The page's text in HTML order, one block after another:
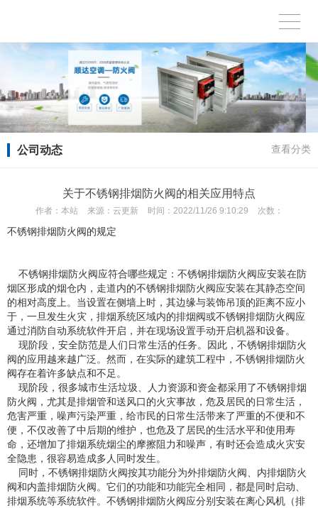
公司动态 查看分类
关于不锈钢排烟防火阀的相关应用特点
作者： 本站 来源： 云更新 时间： 2022/11/26 9:10:29 次数：
不锈钢排烟防火阀的规定
不锈钢排烟防火阀应符合哪些规定：不锈钢排烟防火阀应安装在防
烟区形成的烟仓内，走道内的不锈钢排烟防火阀应安装在其静态空间
的相对高度上。当设置在侧墙上时，其边缘与装饰吊顶的距离不应小
于，一旦发生火灾，排烟系统区域内的排烟阀或不锈钢排烟防火阀应
通过消防自动系统软件开启，并在现场设置手动开启机器和设备。
现阶段，安全防范是人们日常生活的任务。因此，不锈钢排烟防火
阀的应用越来越广泛。然而，在实际的建筑工程中，不锈钢排烟防火
阀存在着许多缺点和不足。
现阶段，很多城市生活垃圾、人力资源和资金都采用了不锈钢排烟
防火阀，尤其是排烟管和送风口的火灾事故，危及居民的日常生活，
危害严重，噪声污染严重，给市民的日常生活带来了严重的不便和不
便，不仅改善了中后期的维护，也危及了居民的生活水平和使用寿
命，还增加了排烟系统烟尘的摩擦阻力和噪声，有时还会造成火灾安
全隐患，很容易造成多人同时发生。
同时，不锈钢排烟防火阀按其功能分为外排烟防火阀、内排烟防火
阀和内盖排烟防火阀。它们的功能和功能完全相同，都是同时启动、
排烟系统等系统软件。不锈钢排烟防火阀应分别安装在离心风机（排